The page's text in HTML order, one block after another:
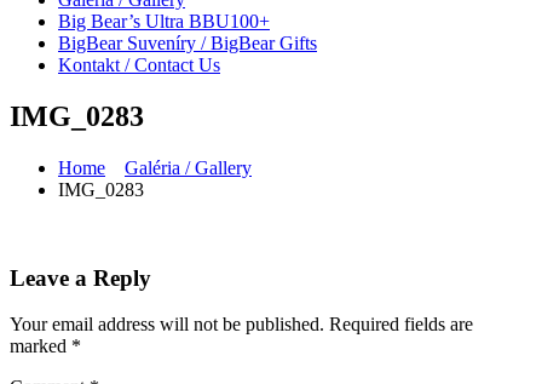
Big Bear’s Ultra BBU100+
BigBear Suveníry / BigBear Gifts
Kontakt / Contact Us
IMG_0283
Home
Galéria / Gallery
IMG_0283
Leave a Reply
Your email address will not be published. Required fields are
marked *